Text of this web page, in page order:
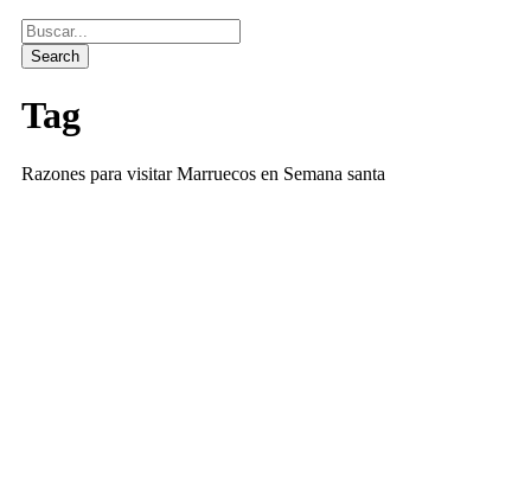
Tag
Razones para visitar Marruecos en Semana santa